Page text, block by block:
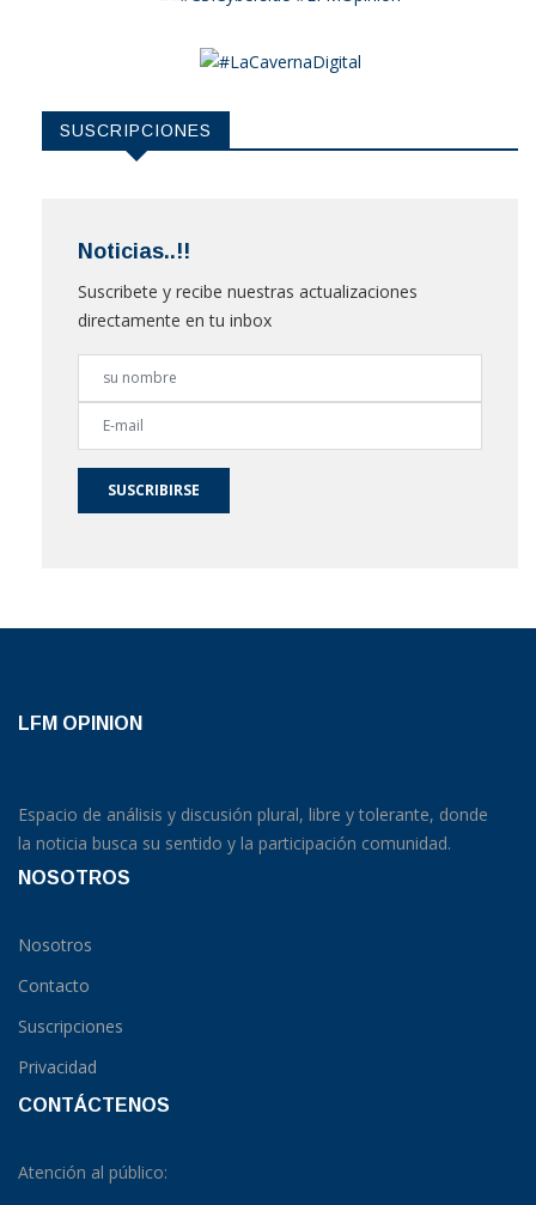
SUSCRIPCIONES
Noticias..!!
Suscribete y recibe nuestras actualizaciones
directamente en tu inbox
SUSCRIBIRSE
LFM OPINION
Espacio de análisis y discusión plural, libre y tolerante, donde
la noticia busca su sentido y la participación comunidad.
NOSOTROS
Nosotros
Contacto
Suscripciones
Privacidad
CONTÁCTENOS
Atención al público: